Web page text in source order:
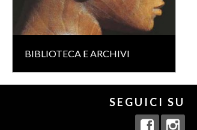
BIBLIOTECA E ARCHIVI
SEGUICI SU